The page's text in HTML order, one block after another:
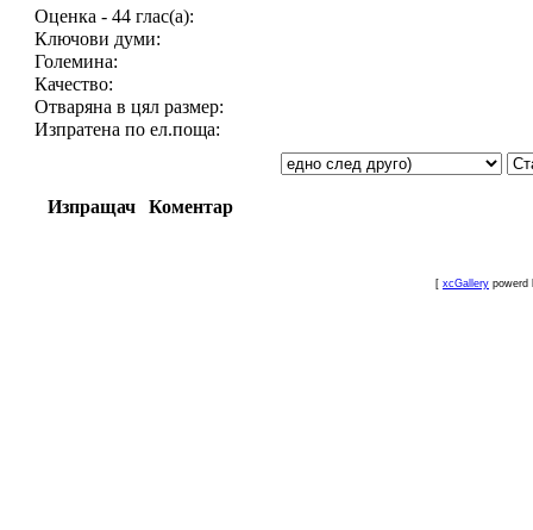
Оценка - 44 глас(а):
Ключови думи:
Големина:
Качество:
Отваряна в цял размер:
Изпратена по ел.поща:
Изпращач Коментар
[ xcGallery